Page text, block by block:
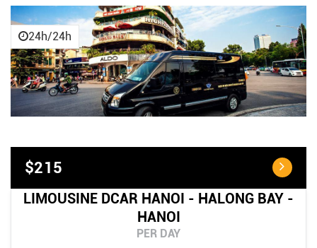
24h/24h
$215
LIMOUSINE DCAR HANOI - HALONG BAY -
HANOI
PER DAY